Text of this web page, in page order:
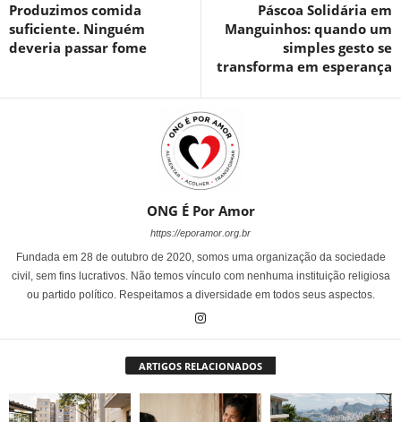
Produzimos comida
suficiente. Ninguém
deveria passar fome
Páscoa Solidária em
Manguinhos: quando um
simples gesto se
transforma em esperança
ONG É Por Amor
https://eporamor.org.br
Fundada em 28 de outubro de 2020, somos uma organização da sociedade
civil, sem fins lucrativos. Não temos vínculo com nenhuma instituição religiosa
ou partido político. Respeitamos a diversidade em todos seus aspectos.
ARTIGOS RELACIONADOS